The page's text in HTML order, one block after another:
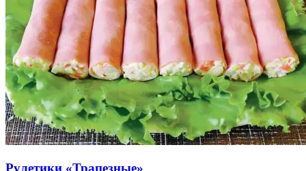
Рулетики «Трапезные»